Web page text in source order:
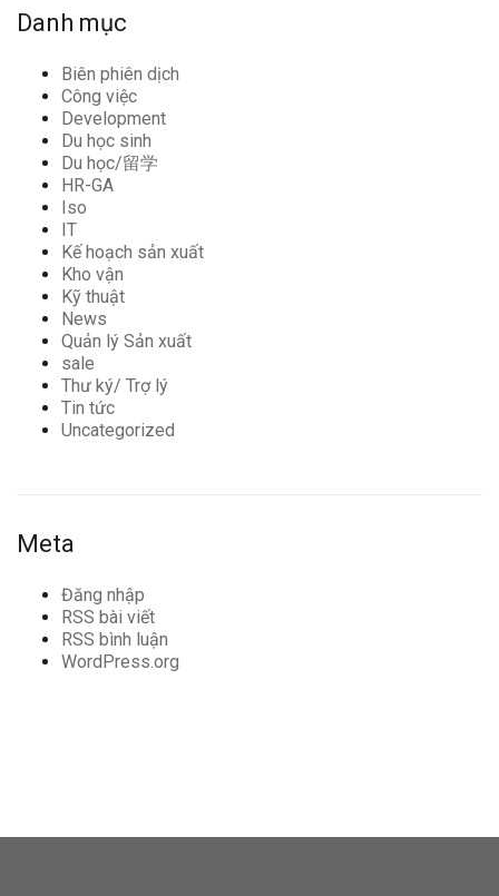
Danh mục
Biên phiên dịch
Công việc
Development
Du học sinh
Du học/留学
HR-GA
Iso
IT
Kế hoạch sản xuất
Kho vận
Kỹ thuật
News
Quản lý Sản xuất
sale
Thư ký/ Trợ lý
Tin tức
Uncategorized
Meta
Đăng nhập
RSS bài viết
RSS bình luận
WordPress.org